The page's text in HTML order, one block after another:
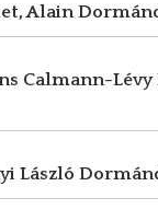
Alain
Calmann-Lévy
László